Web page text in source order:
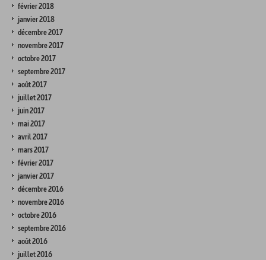
février 2018
janvier 2018
décembre 2017
novembre 2017
octobre 2017
septembre 2017
août 2017
juillet 2017
juin 2017
mai 2017
avril 2017
mars 2017
février 2017
janvier 2017
décembre 2016
novembre 2016
octobre 2016
septembre 2016
août 2016
juillet 2016